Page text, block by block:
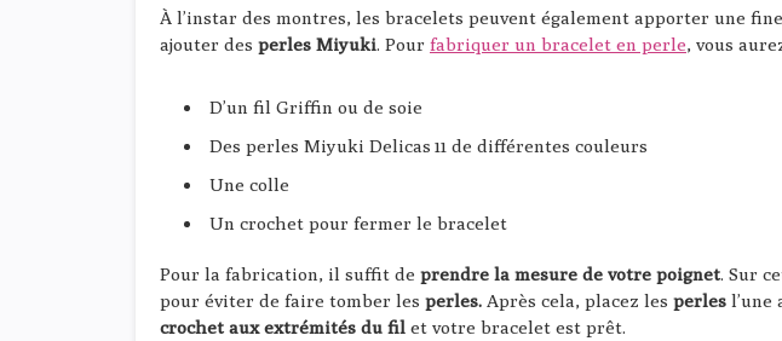
À l’instar des montres, les bracelets peuvent également apporter une
ajouter des perles Miyuki. Pour fabriquer un bracelet en perle, vous
D’un fil Griffin ou de soie
Des perles Miyuki Delicas 11 de différentes couleurs
Une colle
Un crochet pour fermer le bracelet
Pour la fabrication, il suffit de prendre la mesure de votre poignet. Sur
pour éviter de faire tomber les perles. Après cela, placez les perles l’une
crochet aux extrémités du fil et votre bracelet est prêt.